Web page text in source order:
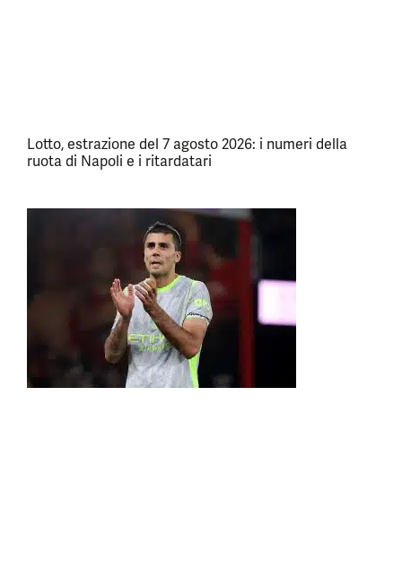
Lotto, estrazione del 7 agosto 2026: i numeri della
ruota di Napoli e i ritardatari